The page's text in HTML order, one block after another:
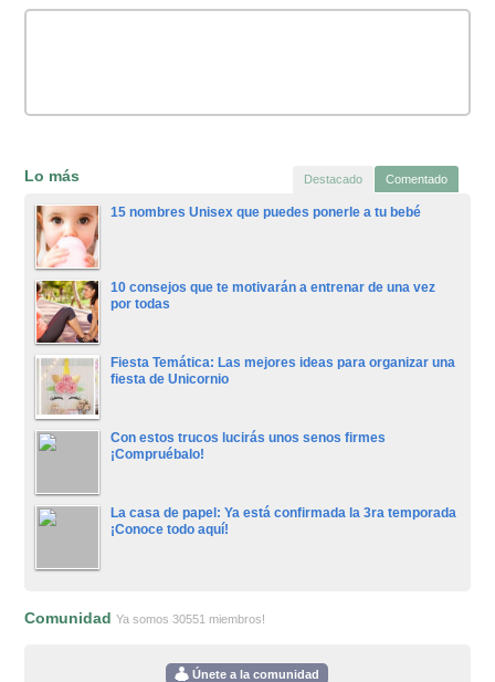
Lo más Destacado Comentado
15 nombres Unisex que puedes ponerle a tu bebé
10 consejos que te motivarán a entrenar de una vez
por todas
Fiesta Temática: Las mejores ideas para organizar una
fiesta de Unicornio
Con estos trucos lucirás unos senos firmes
¡Compruébalo!
La casa de papel: Ya está confirmada la 3ra temporada
¡Conoce todo aquí!
ComunidadYa somos 30551 miembros!
Únete a la comunidad